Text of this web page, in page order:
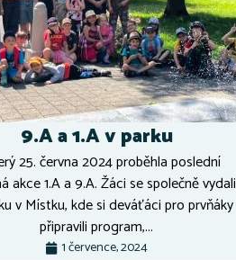
9.A a 1.A v parku
25. června 2024 proběhla poslední
akce 1.A a 9.A. Žáci se společně vydali
v Místku, kde si deváťáci pro prvňáky
připravili program,...
1 července, 2024